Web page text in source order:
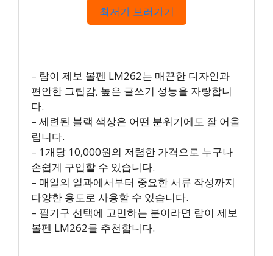
최저가 보러가기
– 람이 제보 볼펜 LM262는 매끈한 디자인과
편안한 그립감, 높은 글쓰기 성능을 자랑합니
다.
– 세련된 블랙 색상은 어떤 분위기에도 잘 어울
립니다.
– 1개당 10,000원의 저렴한 가격으로 누구나
손쉽게 구입할 수 있습니다.
– 매일의 일과에서부터 중요한 서류 작성까지
다양한 용도로 사용할 수 있습니다.
– 필기구 선택에 고민하는 분이라면 람이 제보
볼펜 LM262를 추천합니다.